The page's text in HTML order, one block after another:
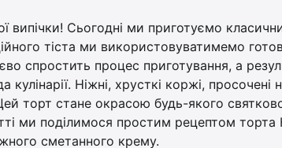
випічки! Сьогодні ми приготуємо
тіста ми використовуватимемо
спростить процес приготування, а
Ніжні, хрусткі коржі,
торт стане окрасою будь-якого
ми поділимося простим рецептом
сметанного крему.